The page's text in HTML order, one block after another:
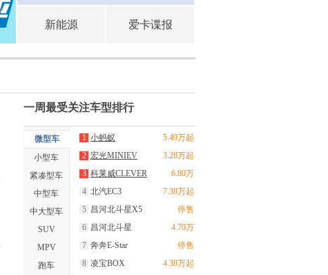
新能源 爱卡谍报
一周最受关注车型排行
微型车
小型车
紧凑型车
中型车
中大型车
SUV
MPV
跑车
5.49万起
1 小蚂蚁
3.28万起
2 宏光MINIEV
6.80万
3 科莱威CLEVER
7.38万起
4 北汽EC3
停售
5 昌河北斗星X5
4.70万
6 昌河北斗星
停售
7 奔奔E-Star
4.38万起
8 凌宝BOX